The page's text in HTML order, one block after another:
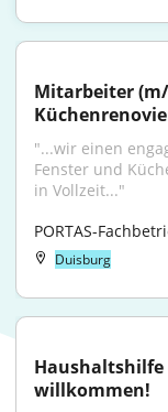
Mitarbeiter
"...wir einen
Fenster und
in Vollzeit..."
PORTAS-
Duisburg
Haushaltshilfe
willkommen!